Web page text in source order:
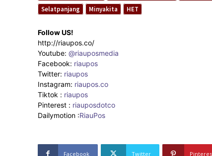
Selatpanjang
Minyakita HET
Follow US!
http://riaupos.co/
Youtube: @riauposmedia
Facebook: riaupos
Twitter: riaupos
Instagram: riaupos.co
Tiktok : riaupos
Pinterest : riauposdotco
Dailymotion :RiauPos
Facebook Twitter